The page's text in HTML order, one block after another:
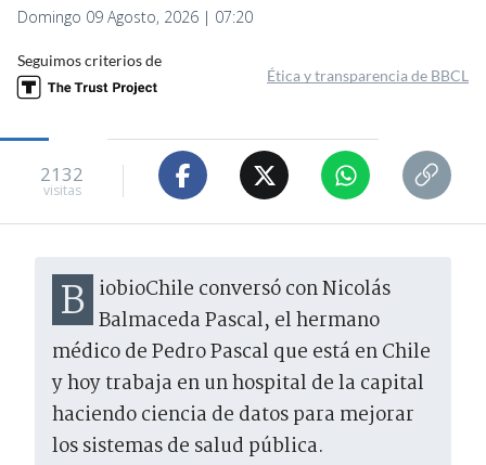
Domingo 09 Agosto, 2026 | 07:20
Seguimos criterios de
Ética y transparencia de BBCL
2132
visitas
BiobioChile conversó con Nicolás Balmaceda Pascal, el hermano
médico de Pedro Pascal que está en Chile
y hoy trabaja en un hospital de la capital
haciendo ciencia de datos para mejorar
los sistemas de salud pública.